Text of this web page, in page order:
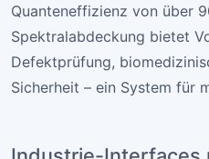
Quanteneffizienz von über
Spektralabdeckung bietet
Defektprüfung,
Sicherheit – ein System für